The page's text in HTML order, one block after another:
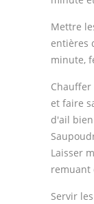
Mettre
entières
minute,
et faire
d'ail
Laisser
remuant
Servir